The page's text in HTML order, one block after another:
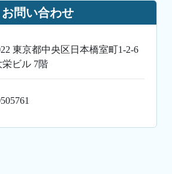
お問い合わせ
東京都中央区日本橋室町1-2-6
栄ビル 7階